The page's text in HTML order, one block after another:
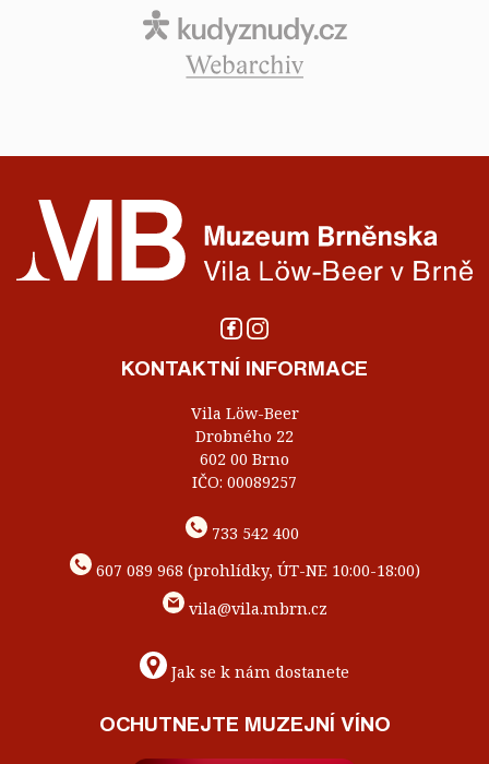
KONTAKTNÍ INFORMACE
Vila Löw-Beer
Drobného 22
602 00 Brno
IČO: 00089257
733 542 400
607 089 968 (prohlídky, ÚT-NE 10:00-18:00)
vila@vila.mbrn.cz
Jak se k nám dostanete
OCHUTNEJTE MUZEJNÍ VÍNO